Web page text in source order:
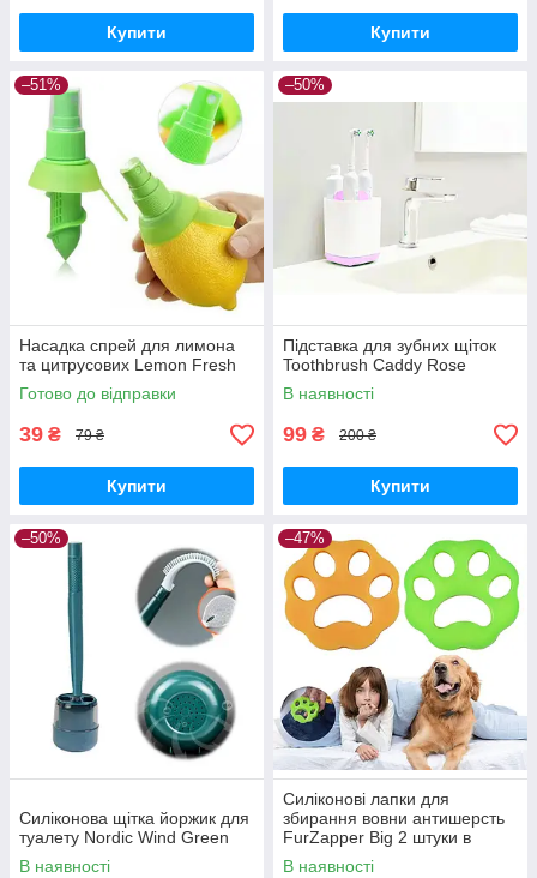
Купити Купити
–51%
Насадка спрей для лимона
та цитрусових Lemon Fresh
Готово до відправки
39 ₴ 79 ₴
Купити
–50%
Підставка для зубних щіток
Toothbrush Caddy Rose
В наявності
99 ₴ 200 ₴
Купити
–50%
Силіконова щітка йоржик для
туалету Nordic Wind Green
В наявності
–47%
Силіконові лапки для
збирання вовни антишерсть
FurZapper Big 2 штуки в
комплекті 95 мм
В наявності